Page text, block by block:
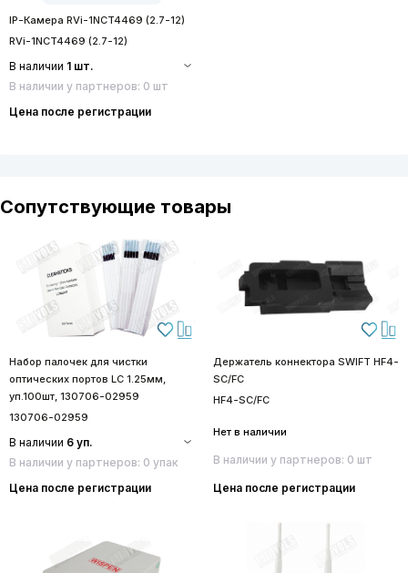
IP-Камера RVi-1NCT4469 (2.7-12)
RVi-1NCT4469 (2.7-12)
В наличии 1 шт.
В наличии у партнеров: 0 шт
Цена после регистрации
Сопутствующие товары
Набор палочек для чистки
оптических портов LC 1.25мм,
уп.100шт, 130706-02959
130706-02959
В наличии 6 уп.
В наличии у партнеров: 0 упак
Цена после регистрации
Держатель коннектора SWIFT HF4-
SC/FC
HF4-SC/FC
Нет в наличии
В наличии у партнеров: 0 шт
Цена после регистрации